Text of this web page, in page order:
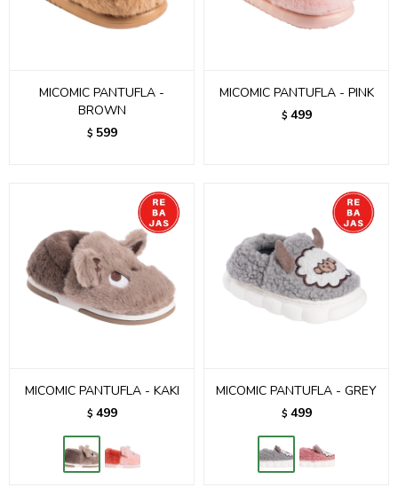
MICOMIC PANTUFLA -
BROWN
$ 599
MICOMIC PANTUFLA - PINK
$ 499
MICOMIC PANTUFLA - KAKI
$ 499
MICOMIC PANTUFLA - GREY
$ 499